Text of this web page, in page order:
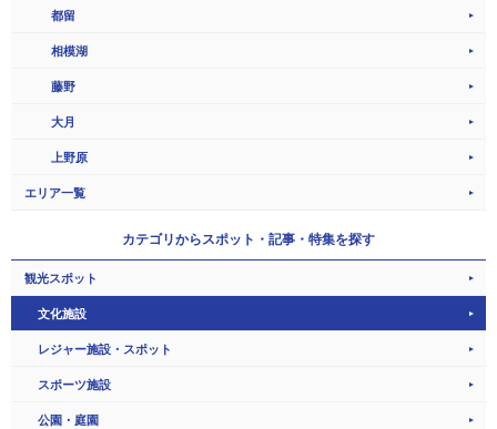
都留
相模湖
藤野
大月
上野原
エリア一覧
カテゴリからスポット・記事・特集を探す
観光スポット
文化施設
レジャー施設・スポット
スポーツ施設
公園・庭園